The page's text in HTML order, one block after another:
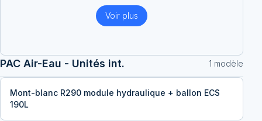
Voir plus
PAC Air-Eau - Unités int. 1 modèle
Mont-blanc R290 module hydraulique + ballon ECS
190L